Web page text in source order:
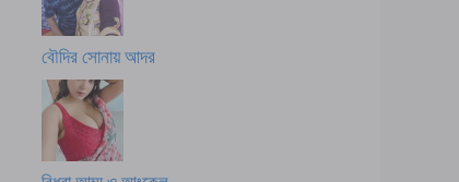
বৌদির সোনায় আদর